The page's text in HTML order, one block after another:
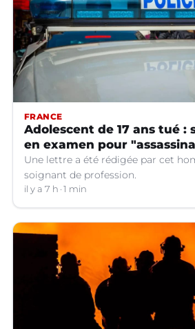
FRANCE
Adolescent de 17 ans tué :
en examen pour
Une lettre a été rédigée par cet
soignant de profession.
il y a 7 h 1 min